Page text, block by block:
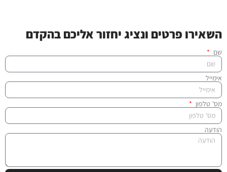
השאירו פרטים ונציג יחזור אליכם בהקדם
שם
אימייל
מס' טלפון
הודעה